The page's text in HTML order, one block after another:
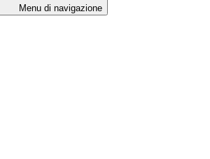
Menu di navigazione